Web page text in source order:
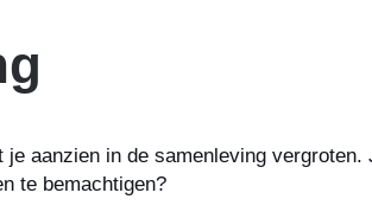
aanzien in de samenleving
te bemachtigen?